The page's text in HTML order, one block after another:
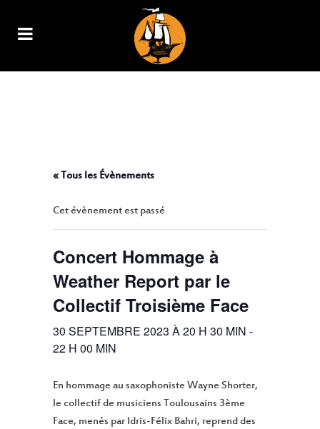
« Tous les Évènements
Cet évènement est passé
Concert Hommage à
Weather Report par le
Collectif Troisième Face
30 SEPTEMBRE 2023 À 20 H 30 MIN -
22 H 00 MIN
En hommage au saxophoniste Wayne Shorter,
le collectif de musiciens Toulousains 3ème
Face, menés par Idris-Félix Bahri, reprend des